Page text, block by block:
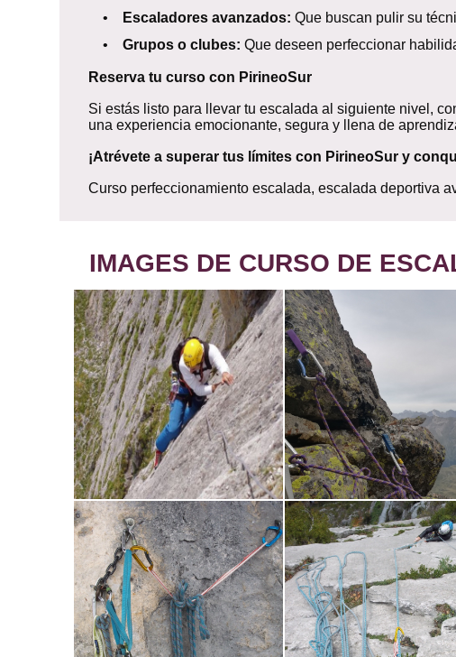
•
Escaladores avanzados: Que buscan pulir su
• Grupos o clubes: Que deseen perfeccionar
Reserva tu curso con PirineoSur
Si estás listo para llevar tu escalada al siguiente nivel,
una experiencia emocionante, segura y llena de
¡Atrévete a superar tus límites con PirineoSur y
Curso perfeccionamiento escalada, escalada deportiva
IMAGES DE CURSO DE